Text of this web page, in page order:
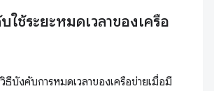
ใช้ระยะหมดเวลาของเครือ
ธีบังคับการหมดเวลาของเครือข่ายเมื่อมี